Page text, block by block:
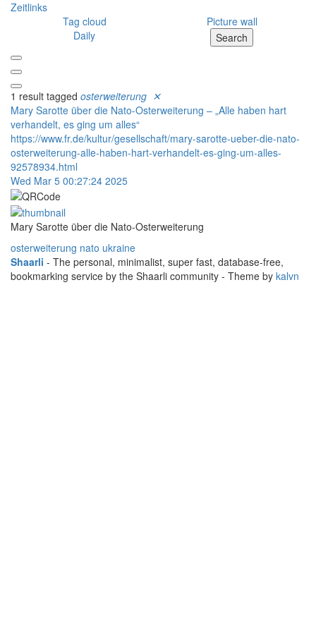
Zeitlinks
Tag cloud
Picture wall
Daily
Search
1 result tagged osterweiterung ✕
Mary Sarotte über die Nato-Osterweiterung – „Alle haben hart
verhandelt, es ging um alles“
https://www.fr.de/kultur/gesellschaft/mary-sarotte-ueber-die-nato-
osterweiterung-alle-haben-hart-verhandelt-es-ging-um-alles-
92578934.html
Wed Mar 5 00:27:24 2025
Mary Sarotte über die Nato-Osterweiterung
osterweiterung nato ukraine
Shaarli - The personal, minimalist, super fast, database-free,
bookmarking service by the Shaarli community - Theme by kalvn